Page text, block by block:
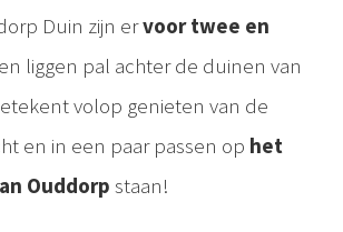
Duin zijn ervoor twee en
en liggen pal achter de duinen van
volop genieten van de
en in een paar passen op het
Ouddorp staan!